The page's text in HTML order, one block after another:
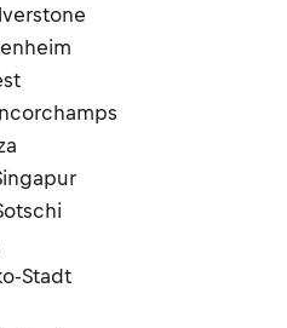
Stadt